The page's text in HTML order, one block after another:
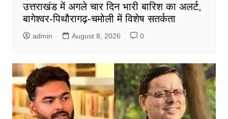
उत्तराखंड में अगले चार दिन भारी बारिश का अलर्ट,
बागेश्वर-पिथौरागढ़-चमोली में विशेष सतर्कता
admin August 8, 2026 0